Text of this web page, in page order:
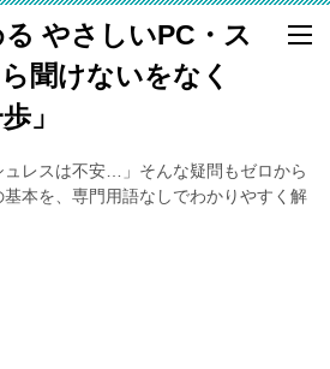
やさしいPC・ス
聞けないをなく
」
ュレスは不安…」そんな疑問もゼロから
本を、専門用語なしでわかりやすく解